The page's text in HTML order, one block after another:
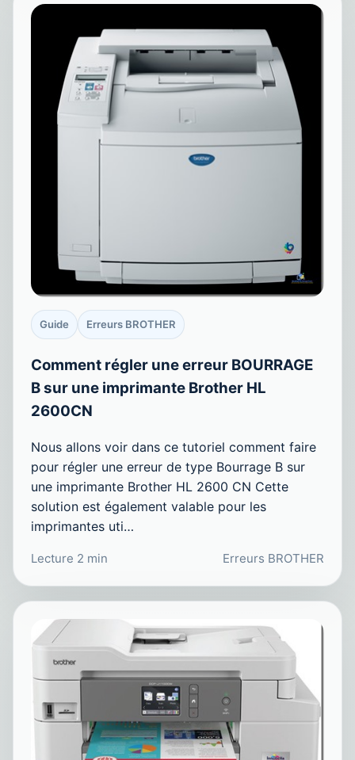
Guide Erreurs BROTHER
Comment régler une erreur BOURRAGE
B sur une imprimante Brother HL
2600CN
Nous allons voir dans ce tutoriel comment faire
pour régler une erreur de type Bourrage B sur
une imprimante Brother HL 2600 CN Cette
solution est également valable pour les
imprimantes uti…
Lecture 2 min Erreurs BROTHER